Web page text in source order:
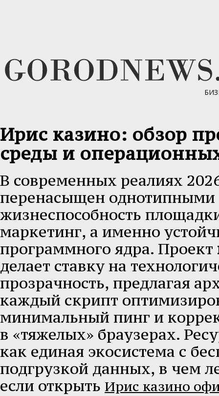
Ирис казино: обзор
среды и
В современных реалиях
перенасыщен однотипными
жизнеспособность
маркетинг, а именно
программного ядра. Проект
делает ставку на
прозрачность, предлагая
каждый скрипт
минимальный пинг и
в «тяжелых» браузерах.
как единая экосистема с
подгрузкой данных, в чем
если открыть Ирис казино